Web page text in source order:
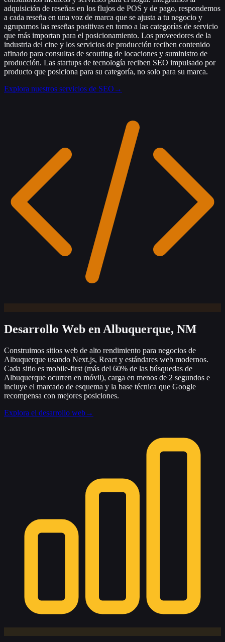
adquisición de reseñas en los flujos de POS y de pago, respondemos
a cada reseña en una voz de marca que se ajusta a tu negocio y
agrupamos las reseñas positivas en torno a las categorías de servicio
que más importan para el posicionamiento. Los proveedores de la
industria del cine y los servicios de producción reciben contenido
afinado para consultas de scouting de locaciones y suministro de
producción. Las startups de tecnología reciben SEO impulsado por
producto que posiciona para su categoría, no solo para su marca.
Explora nuestros servicios de SEO →
Desarrollo Web en Albuquerque, NM
Construimos sitios web de alto rendimiento para negocios de
Albuquerque usando Next.js, React y estándares web modernos.
Cada sitio es mobile-first (más del 60% de las búsquedas de
Albuquerque ocurren en móvil), carga en menos de 2 segundos e
incluye el marcado de esquema y la base técnica que Google
recompensa con mejores posiciones.
Explora el desarrollo web→